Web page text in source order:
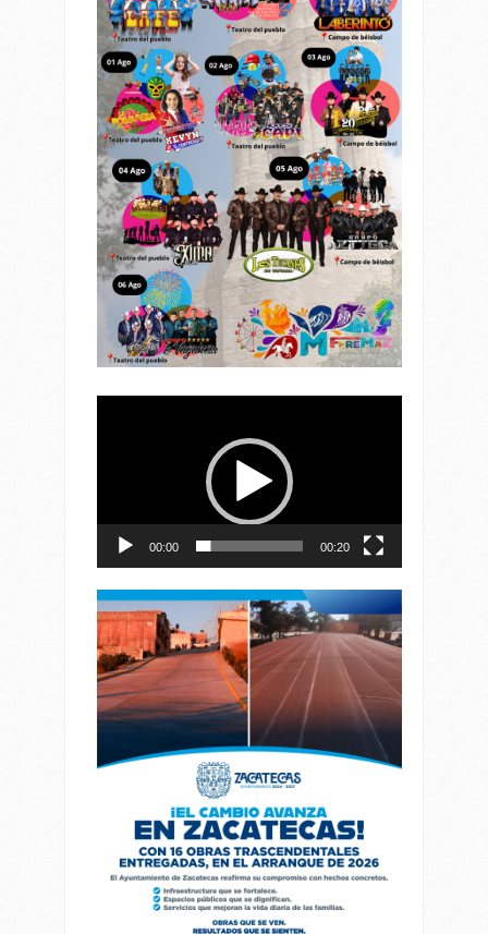
00:00 00:20